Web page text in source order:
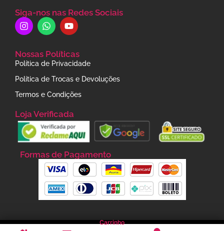
Carrinho
Siga-nos nas Redes Sociais
Nossas Políticas
Política de Privacidade
Política de Trocas e Devoluções
Termos e Condições
Loja Verificada
Formas de Pagamento